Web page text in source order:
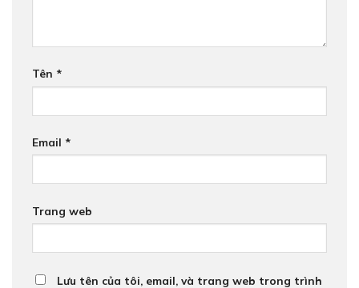
Tên *
Email *
Trang web
Lưu tên của tôi, email, và trang web trong trình